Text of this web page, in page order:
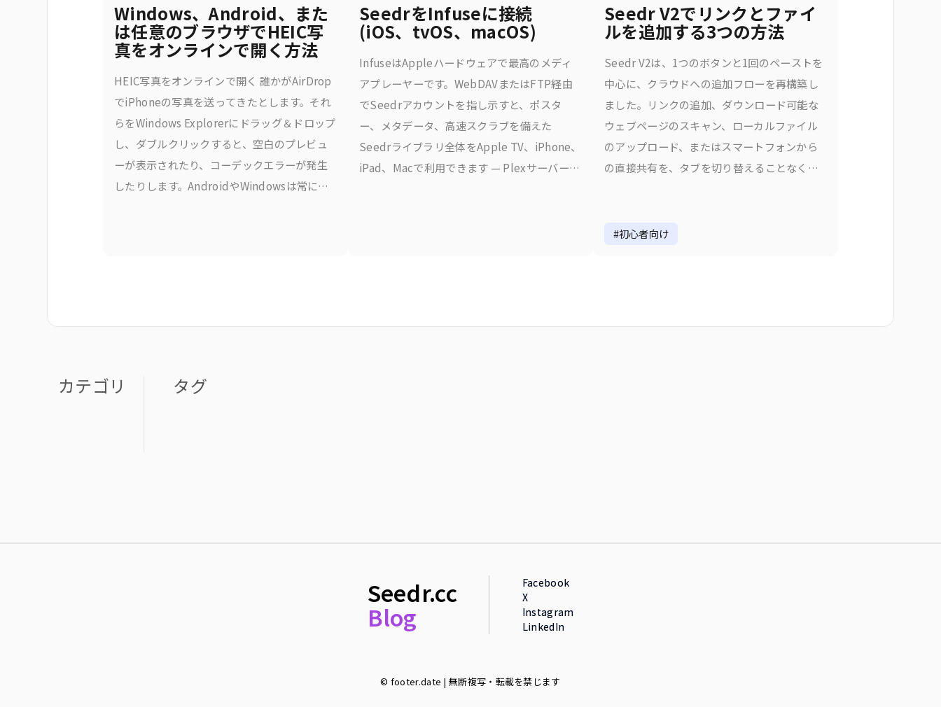
Windows、Android、また
は任意のブラウザでHEIC写
真をオンラインで開く方法
HEIC写真をオンラインで開く 誰かがAirDrop
でiPhoneの写真を送ってきたとします。それ
らをWindows Explorerにドラッグ＆ドロップ
し、ダブルクリックすると、空白のプレビュ
ーが表示されたり、コーデックエラーが発生
したりします。AndroidやWindowsは常に
SeedrをInfuseに接続
(iOS、tvOS、macOS)
InfuseはAppleハードウェアで最高のメディ
アプレーヤーです。WebDAVまたはFTP経由
でSeedrアカウントを指し示すと、ポスタ
ー、メタデータ、高速スクラブを備えた
Seedrライブラリ全体をApple TV、iPhone、
iPad、Macで利用できます — Plexサーバーも
Seedr V2でリンクとファイ
ルを追加する3つの方法
Seedr V2は、1つのボタンと1回のペーストを
中心に、クラウドへの追加フローを再構築し
ました。リンクの追加、ダウンロード可能な
ウェブページのスキャン、ローカルファイル
のアップロード、またはスマートフォンから
の直接共有を、タブを切り替えることなくす
ものを選択する必要がありました。
#初心者向け
カテゴリ タグ
Seedr.cc
Blog
Facebook
X
Instagram
LinkedIn
© footer.date | 無断複写・転載を禁じます